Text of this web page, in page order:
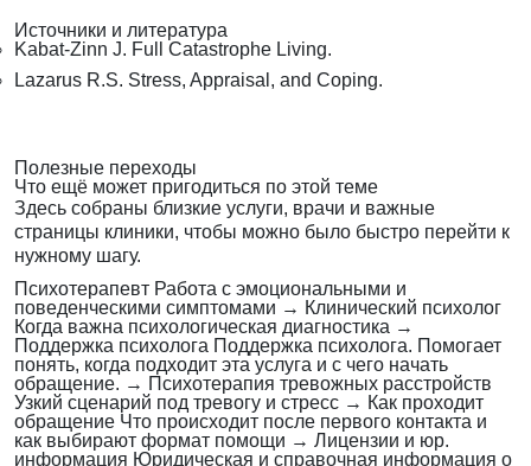
Источники и литература
Kabat-Zinn J. Full Catastrophe Living.
Lazarus R.S. Stress, Appraisal, and Coping.
Полезные переходы
Что ещё может пригодиться по этой теме
Здесь собраны близкие услуги, врачи и важные
страницы клиники, чтобы можно было быстро перейти к
нужному шагу.
Психотерапевт Работа с эмоциональными и
поведенческими симптомами → Клинический психолог
Когда важна психологическая диагностика →
Поддержка психолога Поддержка психолога. Помогает
понять, когда подходит эта услуга и с чего начать
обращение. → Психотерапия тревожных расстройств
Узкий сценарий под тревогу и стресс → Как проходит
обращение Что происходит после первого контакта и
как выбирают формат помощи → Лицензии и юр.
информация Юридическая и справочная информация о